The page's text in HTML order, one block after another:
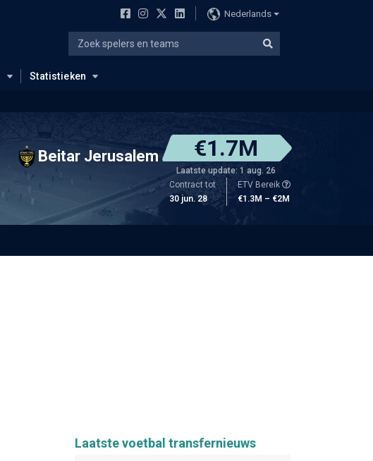
Nederlands
Statistieken
Beitar Jerusalem €1.7M
Laatste update: 1 aug. 26
Contract tot
30 jun. 28
ETV Bereik
€1.3M – €2M
Laatste voetbal transfernieuws